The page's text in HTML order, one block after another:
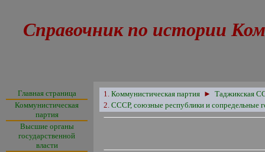
Справочник по истории
Главная страница
Коммунистическая
партия
Высшие органы
государственной
власти
1.Коммунистическая партия ►
Таджикская
2.СССР, союзные республики и сопредельные